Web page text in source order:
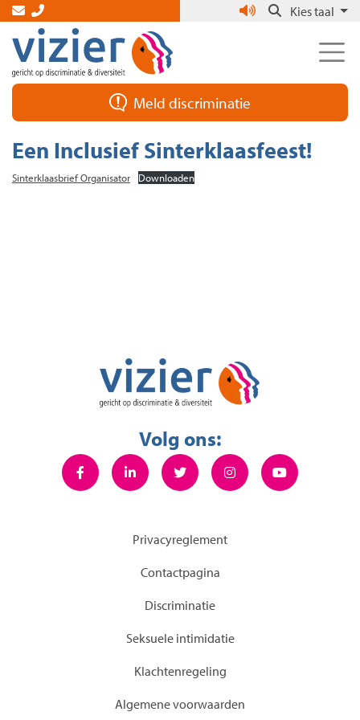
Skip
the
content
Kies taal
Meld discriminatie
Een Inclusief Sinterklaasfeest!
Sinterklaasbrief Organisator Downloaden
Volg ons:
Privacyreglement
Contactpagina
Discriminatie
Seksuele intimidatie
KIachtenregeling
Algemene voorwaarden